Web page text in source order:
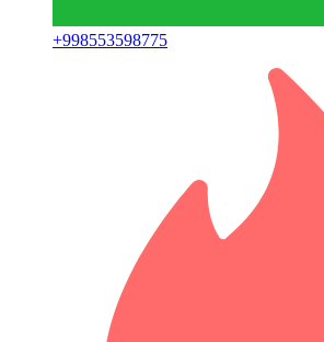
+998553598775